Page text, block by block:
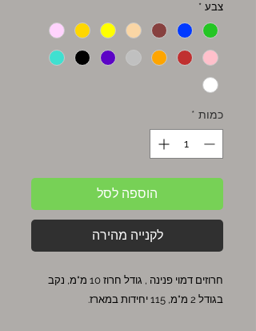
צבע *
כמות *
הוספה לסל
לקנייה מהירה
חרוזים דמוי פנינה , גודל חרוז 10 מ"מ, נקב
בגודל 2 מ"מ, 115 יחידות במארז.